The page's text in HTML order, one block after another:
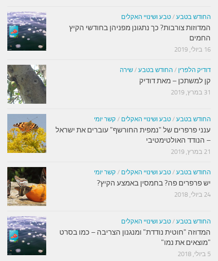
החודש בטבע / טבע ושינויי האקלים
המדוזות צורבות? כך נתגונן מפניהן בחודשי הקיץ
החמים
16 ביולי, 2019
דודיק הלפרין / החודש בטבע / שירה
קן למשתכן – מאת דודיק
31 במרץ, 2019
החודש בטבע / טבע ושינויי האקלים / קשר יומי
ענני פרפרים של "נמפית החורשף" עוברים את ישראל
– הנודד האולטימטיבי
21 במרץ, 2019
החודש בטבע / טבע ושינויי האקלים / קשר יומי
יש פרפרים פה? בחמסין באמצע הקיץ?
24 ביולי, 2018
החודש בטבע / טבע ושינויי האקלים
המדוזה "חוטית נודדת" ומנגנון הצריבה – כמו בסרט
"מוצאים את נמו"
5 ביולי, 2018